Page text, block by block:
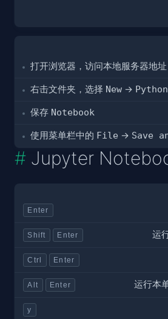
打开浏览器，访问本地服务器地
右击文件夹，选择 New ->
保存 Notebook
使用菜单栏中的 File -> Save
Jupyter
Enter
Shift Enter 运
Ctrl Enter
Alt Enter 运行本
y